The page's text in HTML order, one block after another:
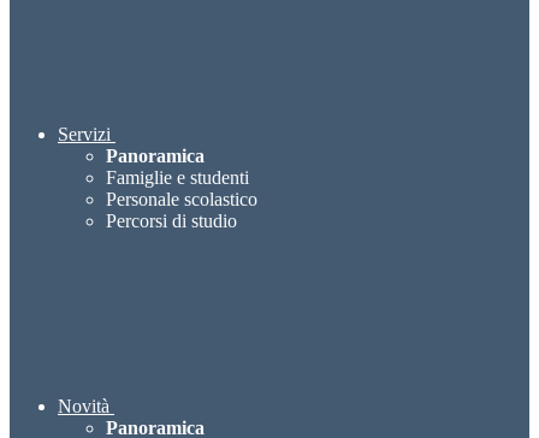
Servizi
Panoramica
Famiglie e studenti
Personale scolastico
Percorsi di studio
Novità
Panoramica